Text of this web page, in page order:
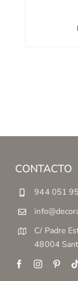
CONTACTO
944 051
C/ Padre
48004